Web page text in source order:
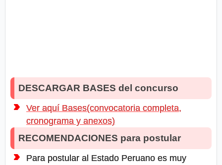
DESCARGAR BASES del concurso
Ver aquí Bases(convocatoria completa,
cronograma y anexos)
RECOMENDACIONES para postular
Para postular al Estado Peruano es muy